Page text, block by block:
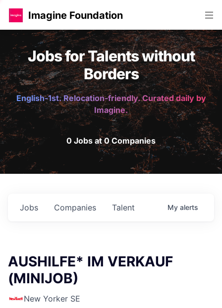
Imagine Foundation
Jobs for Talents without
Borders
English-1st. Relocation-friendly. Curated daily by
Imagine.
0 Jobs at 0 Companies
Jobs Companies Talent My alerts
AUSHILFE* IM VERKAUF
(MINIJOB)
New Yorker SE